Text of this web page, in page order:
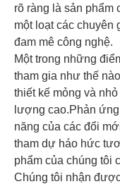
rõ ràng là sản
một loạt các
đam mê công nghệ.
Một trong những
tham gia như thế
thiết kế mỏng và
lượng cao.Phản
năng của các đổi
tham dự háo hức
phẩm của chúng tôi
Chúng tôi nhận